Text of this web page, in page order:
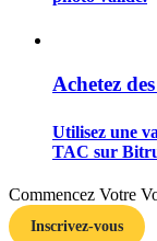
Stratégies de
Apprenez à
Achetez
Utilisez une
TAC sur
Commencez Votre
Inscrivez-vous